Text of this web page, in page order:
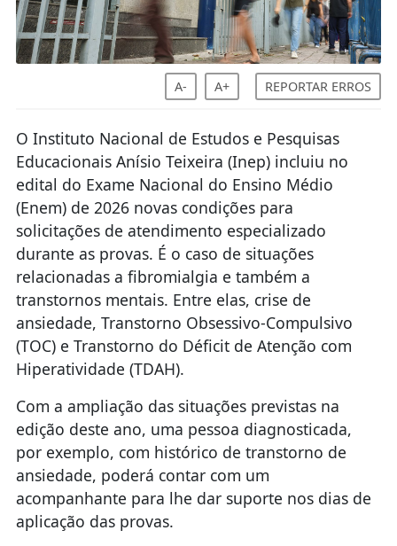
A- A+ REPORTAR ERROS
O Instituto Nacional de Estudos e Pesquisas
Educacionais Anísio Teixeira (Inep) incluiu no
edital do Exame Nacional do Ensino Médio
(Enem) de 2026 novas condições para
solicitações de atendimento especializado
durante as provas. É o caso de situações
relacionadas a fibromialgia e também a
transtornos mentais. Entre elas, crise de
ansiedade, Transtorno Obsessivo-Compulsivo
(TOC) e Transtorno do Déficit de Atenção com
Hiperatividade (TDAH).
Com a ampliação das situações previstas na
edição deste ano, uma pessoa diagnosticada,
por exemplo, com histórico de transtorno de
ansiedade, poderá contar com um
acompanhante para lhe dar suporte nos dias de
aplicação das provas.